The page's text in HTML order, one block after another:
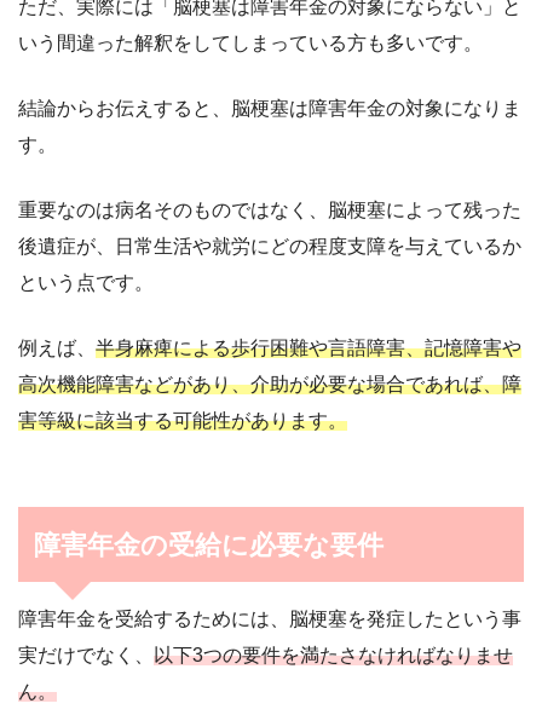
ただ、実際には「脳梗塞は障害年金の対象にならない」と
いう間違った解釈をしてしまっている方も多いです。
結論からお伝えすると、脳梗塞は障害年金の対象になりま
す。
重要なのは病名そのものではなく、脳梗塞によって残った
後遺症が、日常生活や就労にどの程度支障を与えているか
という点です。
例えば、 半身麻痺による歩行困難や言語障害、記憶障害や
高次機能障害などがあり、介助が必要な場合であれば、障
害等級に該当する可能性があります。
障害年金の受給に必要な要件
障害年金を受給するためには、脳梗塞を発症したという事
実だけでなく、 以下3つの要件を満たさなければなりませ
ん。